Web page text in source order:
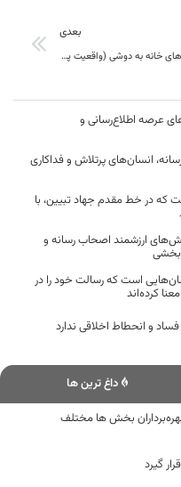
بعدی
سال‌های خانه به دوشی (واقعیت پردردی که باید خواند)
عرصه اطلاع‌رسانی و
انسان‌های پرتلاش و فداکاری
که در خط مقدم جهاد تبیین، با
ارزشمند اصحاب رسانه و
است که رسالت خود را در
کرده‌اند
و انحطاط اخلاقی ندارد
داغ ترین ها
بخش ها مختلف
گیرد